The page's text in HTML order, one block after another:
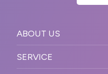
ABOUT US
PURPOSE
SERVICE